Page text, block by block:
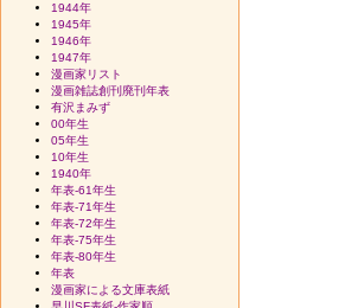
1944年
1945年
1946年
1947年
漫画家リスト
漫画雑誌創刊廃刊年表
有沢まみず
00年生
05年生
10年生
1940年
年表-61年生
年表-71年生
年表-72年生
年表-75年生
年表-80年生
年表
漫画家による文庫表紙